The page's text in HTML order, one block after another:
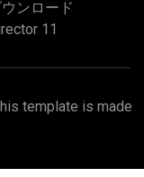
ンロード
11
template is made